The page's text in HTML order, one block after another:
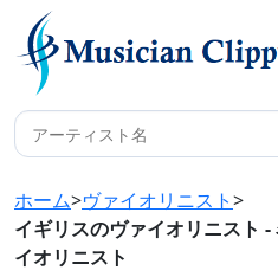
ホーム>ヴァイオリニスト>
イギリスのヴァイオリニスト
イオリニスト